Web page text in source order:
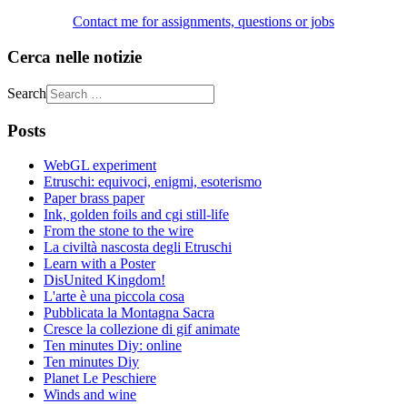
Contact me for assignments, questions or jobs
Cerca nelle notizie
Search
Posts
WebGL experiment
Etruschi: equivoci, enigmi, esoterismo
Paper brass paper
Ink, golden foils and cgi still-life
From the stone to the wire
La civiltà nascosta degli Etruschi
Learn with a Poster
DisUnited Kingdom!
L'arte è una piccola cosa
Pubblicata la Montagna Sacra
Cresce la collezione di gif animate
Ten minutes Diy: online
Ten minutes Diy
Planet Le Peschiere
Winds and wine